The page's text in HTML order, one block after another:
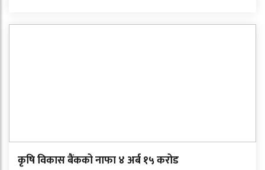
कृषि विकास बैंकको नाफा ४ अर्ब १५ करोड